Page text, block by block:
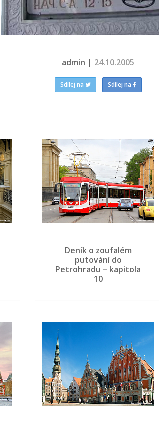
admin | 24.10.2005
Sdílej na Sdílej na
Deník o zoufalém
putování do
Petrohradu – kapitola
10